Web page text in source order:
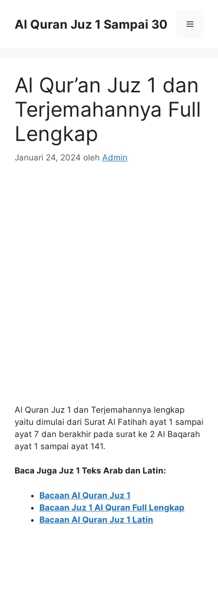
Al Quran Juz 1 Sampai 30 Menu
Al Qur’an Juz 1 dan
Terjemahannya Full
Lengkap
Januari 24, 2024 oleh Admin
Al Quran Juz 1 dan Terjemahannya lengkap
yaitu dimulai dari Surat Al Fatihah ayat 1 sampai
ayat 7 dan berakhir pada surat ke 2 Al Baqarah
ayat 1 sampai ayat 141.
Baca Juga Juz 1 Teks Arab dan Latin:
Bacaan Al Quran Juz 1
Bacaan Juz 1 Al Quran Full Lengkap
Bacaan Al Quran Juz 1 Latin